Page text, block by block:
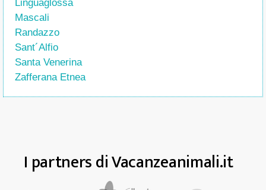
Linguaglossa
Mascali
Randazzo
Sant´Alfio
Santa Venerina
Zafferana Etnea
I partners di Vacanzeanimali.it